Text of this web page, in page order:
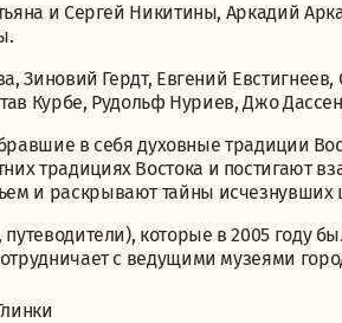
и Сергей Никитины, Аркадий
Зиновий Гердт, Евгений
Курбе, Рудольф Нуриев, Джо
в себя духовные традиции
традициях Востока и постигают
и раскрывают тайны исчезнувших
которые в 2005 году
с ведущими музеями